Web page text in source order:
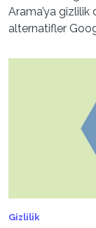
Arama’ya
alternatifler
Gizlilik